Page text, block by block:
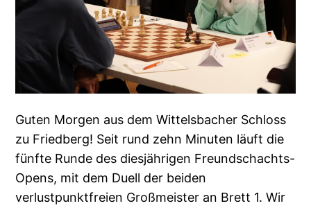
Guten Morgen aus dem Wittelsbacher Schloss
zu Friedberg! Seit rund zehn Minuten läuft die
fünfte Runde des diesjährigen Freundschachts-
Opens, mit dem Duell der beiden
verlustpunktfreien Großmeister an Brett 1. Wir